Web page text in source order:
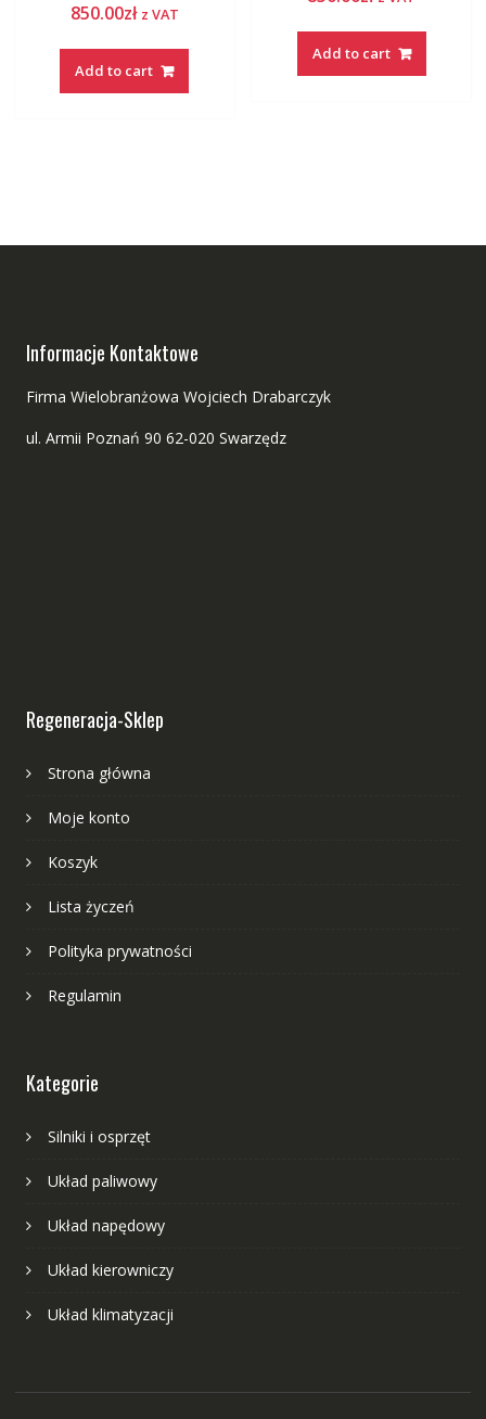
850.00zł z VAT
Add to cart
Add to cart
Informacje Kontaktowe
Firma Wielobranżowa Wojciech Drabarczyk
ul. Armii Poznań 90 62-020 Swarzędz
Regeneracja-Sklep
Strona główna
Moje konto
Koszyk
Lista życzeń
Polityka prywatności
Regulamin
Kategorie
Silniki i osprzęt
Układ paliwowy
Układ napędowy
Układ kierowniczy
Układ klimatyzacji